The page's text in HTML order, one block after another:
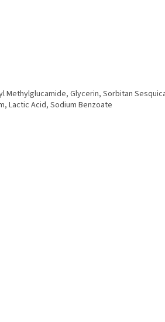
Methylglucamide, Glycerin, Sorbitan
Lactic Acid, Sodium Benzoate